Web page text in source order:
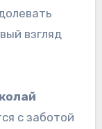
взгляд
с заботой